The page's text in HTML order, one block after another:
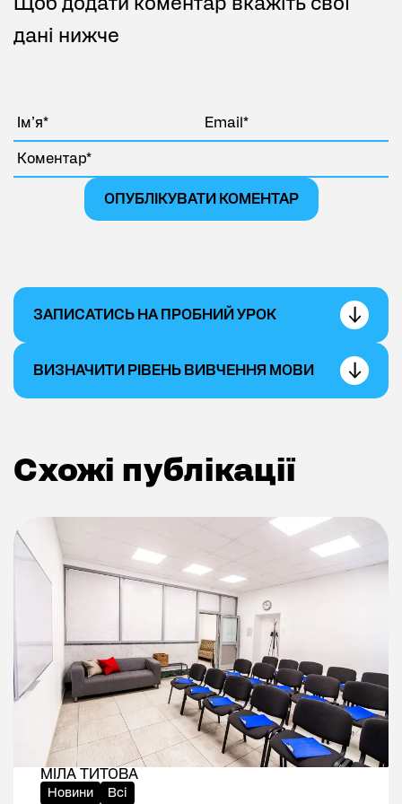
дані нижче
ОПУБЛІКУВАТИ КОМЕНТАР
ЗАПИСАТИСЬ НА ПРОБНИЙ УРОК
ВИЗНАЧИТИ РІВЕНЬ ВИВЧЕННЯ МОВИ
Cхожі публікації
Cхожі публікації
МІЛА ТИТОВА
Новини Всі